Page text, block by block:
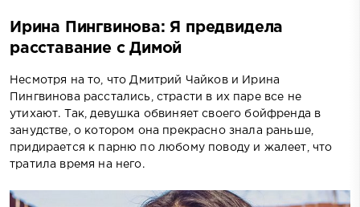
Ирина Пингвинова: Я предвидела
расставание с Димой
Несмотря на то, что Дмитрий Чайков и Ирина
Пингвинова расстались, страсти в их паре все не
утихают. Так, девушка обвиняет своего бойфренда в
занудстве, о котором она прекрасно знала раньше,
придирается к парню по любому поводу и жалеет, что
тратила время на него.